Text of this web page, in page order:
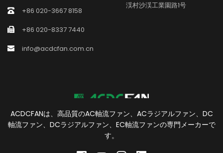
+86 020-3667 8158
+86 020-8337 7440
info@acdcfan.com.cn
渓村沙渓工業園路1号
ACDCFANは、高品質のAC軸流ファン、ACラジアルファン、DC
軸流ファン、DCラジアルファン、EC軸流ファンの専門メーカーで
す。